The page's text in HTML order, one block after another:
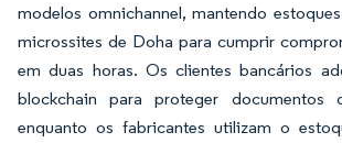
modelos omnichannel, mantendo
microssites de Doha para cumprir
em duas horas. Os clientes bancários
blockchain para proteger documentos
enquanto os fabricantes utilizam o